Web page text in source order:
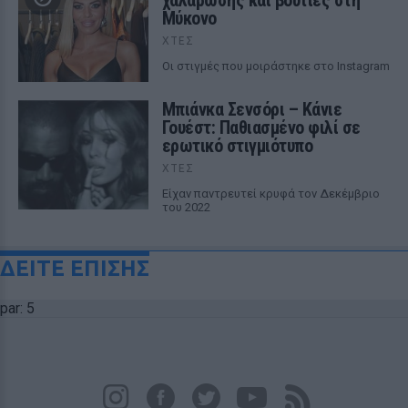
Μύκονο
ΧΤΕΣ
Οι στιγμές που μοιράστηκε στο Instagram
Μπιάνκα Σενσόρι – Κάνιε
Γουέστ: Παθιασμένο φιλί σε
ερωτικό στιγμιότυπο
ΧΤΕΣ
Είχαν παντρευτεί κρυφά τον Δεκέμβριο
του 2022
ΔΕΙΤΕ ΕΠΙΣΗΣ
par: 5